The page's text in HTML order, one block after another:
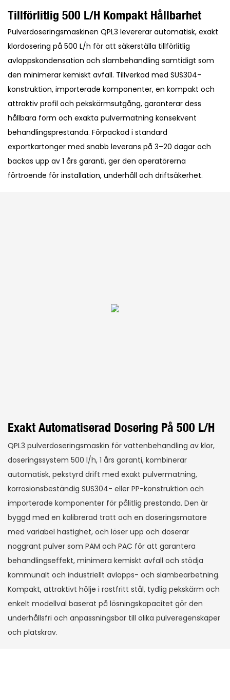
Tillförlitlig 500 L/h Kompakt Hållbarhet
Pulverdoseringsmaskinen QPL3 levererar automatisk, exakt
klordosering på 500 L/h för att säkerställa tillförlitlig
avloppskondensation och slambehandling samtidigt som
den minimerar kemiskt avfall. Tillverkad med SUS304-
konstruktion, importerade komponenter, en kompakt och
attraktiv profil och pekskärmsutgång, garanterar dess
hållbara form och exakta pulvermatning konsekvent
behandlingsprestanda. Förpackad i standard
exportkartonger med snabb leverans på 3–20 dagar och
backas upp av 1 års garanti, ger den operatörerna
förtroende för installation, underhåll och driftsäkerhet.
Exakt Automatiserad Dosering På 500 L/h
QPL3 pulverdoseringsmaskin för vattenbehandling av klor,
doseringssystem 500 l/h, 1 års garanti, kombinerar
automatisk, pekstyrd drift med exakt pulvermatning,
korrosionsbeständig SUS304- eller PP-konstruktion och
importerade komponenter för pålitlig prestanda. Den är
byggd med en kalibrerad tratt och en doseringsmatare
med variabel hastighet, och löser upp och doserar
noggrant pulver som PAM och PAC för att garantera
behandlingseffekt, minimera kemiskt avfall och stödja
kommunalt och industriellt avlopps- och slambearbetning.
Kompakt, attraktivt hölje i rostfritt stål, tydlig pekskärm och
enkelt modellval baserat på lösningskapacitet gör den
underhållsfri och anpassningsbar till olika pulveregenskaper
och platskrav.